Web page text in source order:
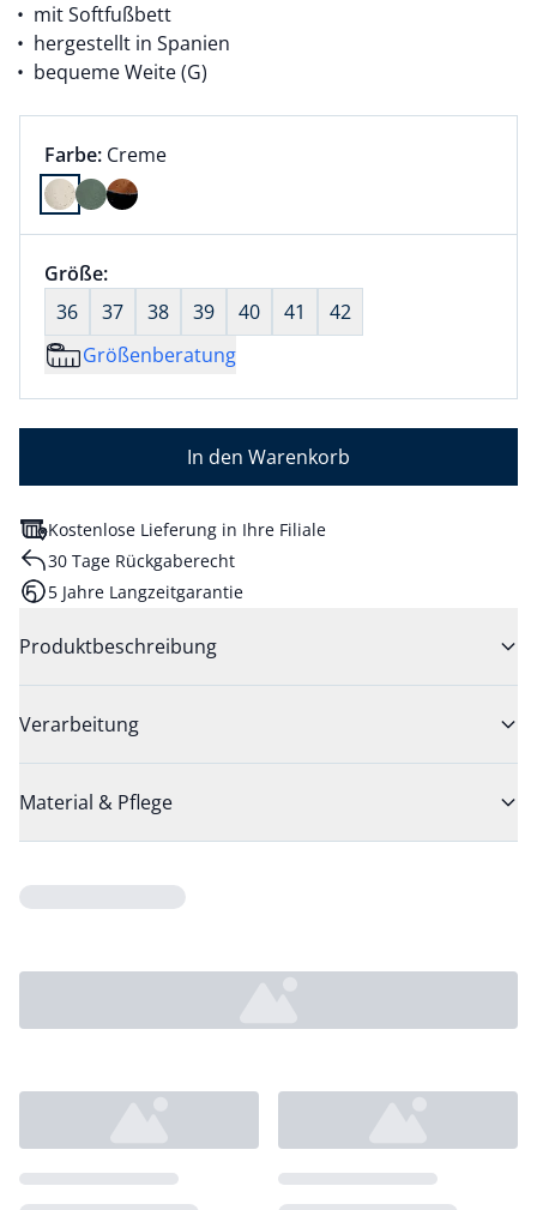
mit Softfußbett
hergestellt in Spanien
bequeme Weite (G)
Farbauswahl:
Farbe: aktuell ausgewählt:
Creme
Farbe Creme ausgewählt
Größenauswahl:
Größe:nichts ausgewählt
36
37 38 39 40 41
42
Größenberatung
In den Warenkorb
Kostenlose Lieferung in Ihre Filiale
30 Tage Rückgaberecht
5 Jahre Langzeitgarantie
Produktbeschreibung
Verarbeitung
Material & Pflege